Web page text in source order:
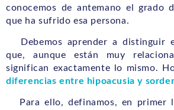
conocemos de antemano el grado
que ha sufrido esa persona.
Debemos aprender a distinguir
que, aunque están muy
significan exactamente lo mismo.
diferencias entre hipoacusia y
Para ello, definamos, en primer